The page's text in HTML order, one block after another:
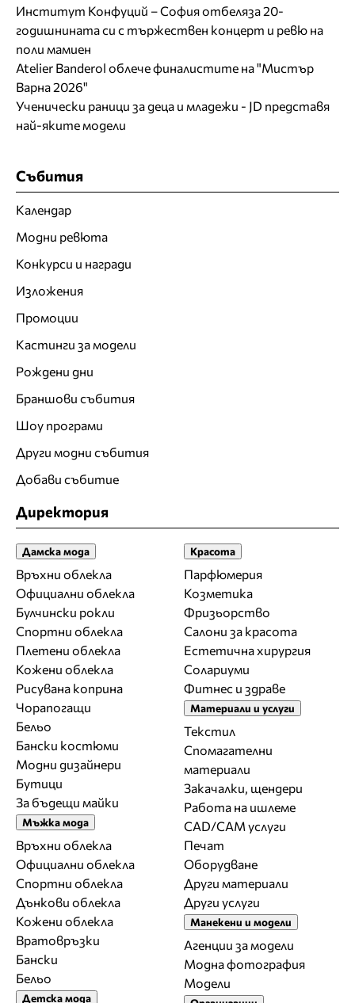
Институт Конфуций – София отбеляза 20-
годишнината си с тържествен концерт и ревю на
поли мамиен
Atelier Banderol облече финалистите на "Мистър
Варна 2026"
Ученически раници за деца и младежи - JD представя
най-яките модели
Събития
Календар
Модни ревюта
Конкурси и награди
Изложения
Промоции
Кастинги за модели
Рождени дни
Браншови събития
Шоу програми
Други модни събития
Добави събитие
Директория
Дамска мода
Връхни облекла
Официални облекла
Булчински рокли
Спортни облекла
Плетени облекла
Кожени облекла
Рисувана коприна
Чорапогащи
Бельо
Бански костюми
Модни дизайнери
Бутици
За бъдещи майки
Мъжка мода
Връхни облекла
Официални облекла
Спортни облекла
Дънкови облекла
Кожени облекла
Вратовръзки
Бански
Бельо
Детска мода
Красота
Парфюмерия
Козметика
Фризьорство
Салони за красота
Естетична хирургия
Солариуми
Фитнес и здраве
Материали и услуги
Текстил
Спомагателни
материали
Закачалки, щендери
Работа на ишлеме
CAD/CAM услуги
Печат
Оборудване
Други материали
Други услуги
Манекени и модели
Агенции за модели
Модна фотография
Модели